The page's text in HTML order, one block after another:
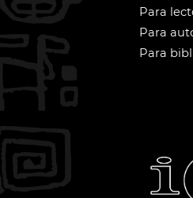
Para
Para
Para